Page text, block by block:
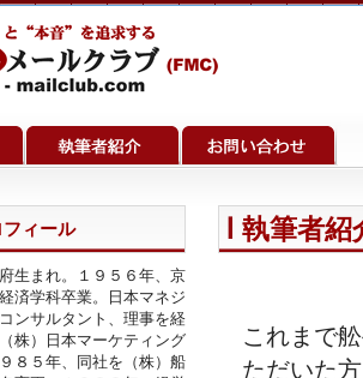
執筆者紹
これまで
ただいた
ィール
生まれ。１９５６年、京
済学科卒業。日本マネジ
ンサルタント、理事を経
株）日本マーケティング
８５年、同社を（株）船